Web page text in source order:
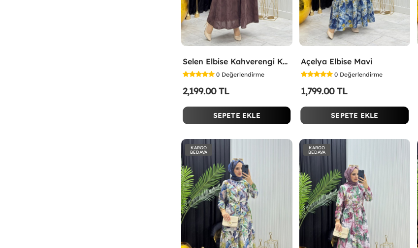
Selen Elbise Kahverengi Kahverengi
0 Değerlendirme
2,199.00 TL
SEPETE EKLE
Açelya Elbise Mavi
0 Değerlendirme
1,799.00 TL
SEPETE EKLE
KARGO
BEDAVA
KARGO
BEDAVA